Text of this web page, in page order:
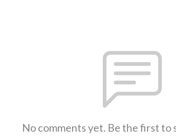
No comments yet. Be the first to